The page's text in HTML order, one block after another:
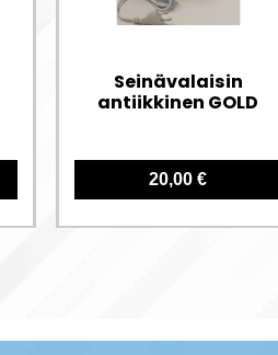
Seinävalaisin
antiikkinen GOLD
20,00 €